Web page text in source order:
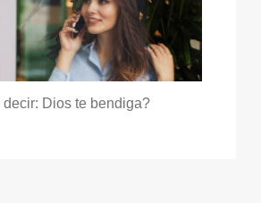
decir: Dios te bendiga?